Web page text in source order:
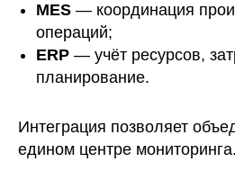
MES — координация
операций;
ERP — учёт ресурсов,
планирование.
Интеграция позволяет
едином центре мониторинга.